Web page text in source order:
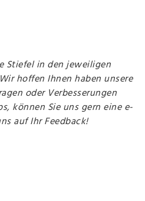
Stiefel in den jeweiligen
hoffen Ihnen haben unsere
oder Verbesserungen
können Sie uns gern eine e-
auf Ihr Feedback!